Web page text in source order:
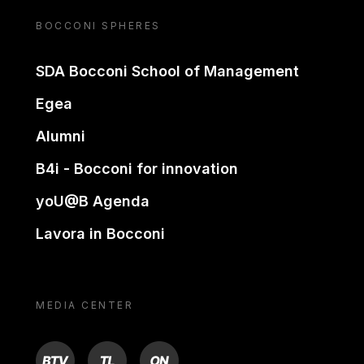
BOCCONI SPHERES
SDA Bocconi School of Management
Egea
Alumni
B4i - Bocconi for innovation
yoU@B Agenda
Lavora in Bocconi
MEDIA CENTER
BTV TL ON